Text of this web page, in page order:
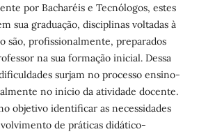
por Bacharéis e Tecnólogos, estes
sua graduação, disciplinas voltadas à
são, profissionalmente, preparados
na sua formação inicial. Dessa
surjam no processo ensino-
no início da atividade docente.
objetivo identificar as necessidades
de práticas didático-